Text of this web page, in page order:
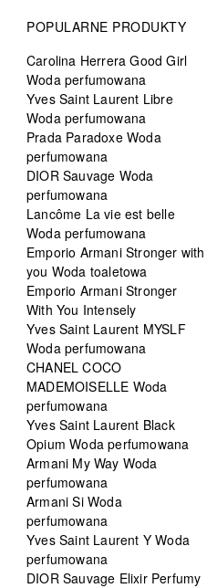
POPULARNE PRODUKTY
Carolina Herrera Good Girl
Woda perfumowana
Yves Saint Laurent Libre
Woda perfumowana
Prada Paradoxe Woda
perfumowana
DIOR Sauvage Woda
perfumowana
Lancôme La vie est belle
Woda perfumowana
Emporio Armani Stronger with
you Woda toaletowa
Emporio Armani Stronger
With You Intensely
Yves Saint Laurent MYSLF
Woda perfumowana
CHANEL COCO
MADEMOISELLE Woda
perfumowana
Yves Saint Laurent Black
Opium Woda perfumowana
Armani My Way Woda
perfumowana
Armani Si Woda
perfumowana
Yves Saint Laurent Y Woda
perfumowana
DIOR Sauvage Elixir Perfumy